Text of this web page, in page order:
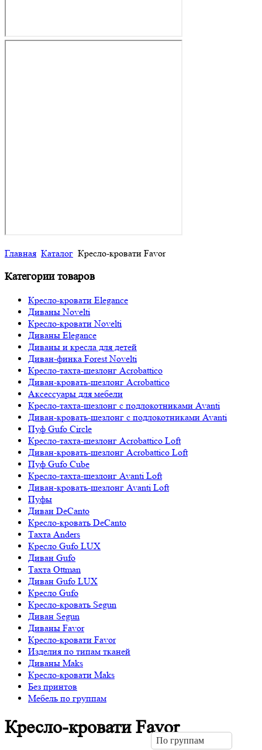
Главная Каталог Кресло-кровати Favor
Категории товаров
Кресло-кровати Elegance
Диваны Novelti
Кресло-кровати Novelti
Диваны Elegance
Диваны и кресла для детей
Диван-финка Forest Novelti
Кресло-тахта-шезлонг Acrobattico
Диван-кровать-шезлонг Acrobattico
Аксессуары для мебели
Кресло-тахта-шезлонг с подлокотниками Avanti
Диван-кровать-шезлонг с подлокотниками Avanti
Пуф Gufo Circle
Кресло-тахта-шезлонг Acrobattico Loft
Диван-кровать-шезлонг Acrobattico Loft
Пуф Gufo Cube
Кресло-тахта-шезлонг Avanti Loft
Диван-кровать-шезлонг Avanti Loft
Пуфы
Диван DeCanto
Кресло-кровать DeCanto
Тахта Anders
Кресло Gufo LUX
Диван Gufo
Тахта Ottman
Диван Gufo LUX
Кресло Gufo
Кресло-кровать Segun
Диван Segun
Диваны Favor
Кресло-кровати Favor
Изделия по типам тканей
Диваны Maks
Кресло-кровати Maks
Без принтов
Мебель по группам
Кресло-кровати Favor
По группам